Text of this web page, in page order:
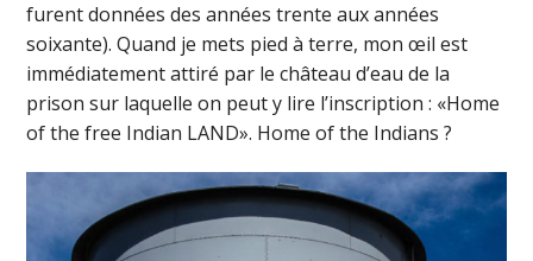
furent données des années trente aux années
soixante). Quand je mets pied à terre, mon œil est
immédiatement attiré par le château d’eau de la
prison sur laquelle on peut y lire l’inscription : «Home
of the free Indian LAND». Home of the Indians ?